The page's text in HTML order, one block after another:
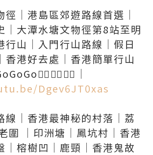
徑｜港島區郊遊路線首選｜
｜大潭水塘文物徑第8站至明
行山｜入門行山路線｜假日
香港好去處｜香港簡單行山
Dgev6JT0xas
線｜香港最神秘的村落｜荔
圍 ｜印洲塘｜鳳坑村｜香港
｜榕樹凹｜鹿頸｜香港鬼故